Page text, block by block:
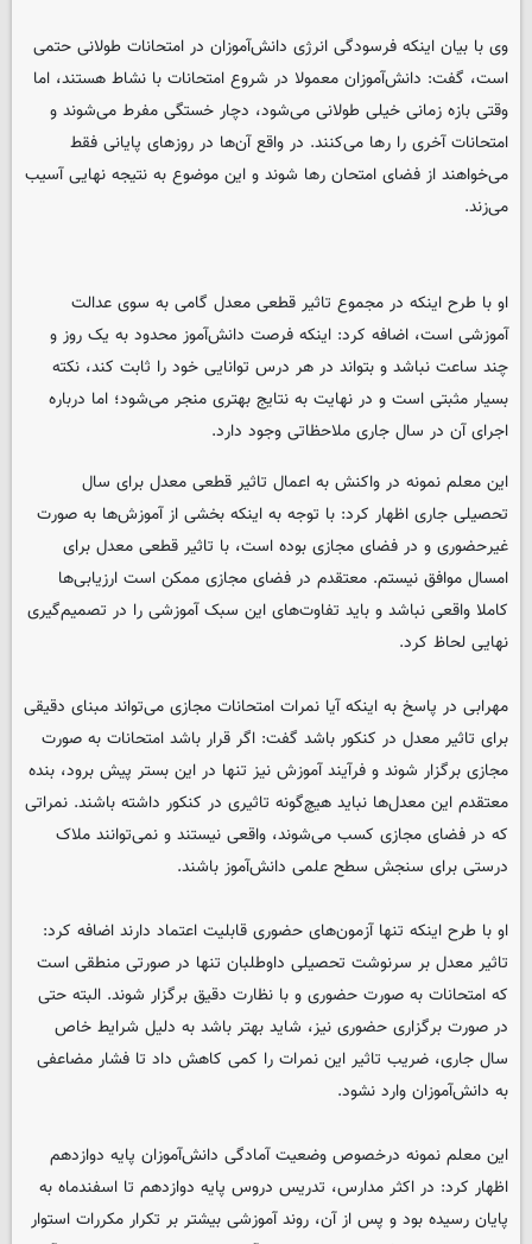
وی با بیان اینکه فرسودگی انرژی دانش‌آموزان در امتحانات طولانی حتمی
است، گفت: دانش‌آموزان معمولا در شروع امتحانات با نشاط هستند، اما
وقتی بازه زمانی خیلی طولانی می‌شود، دچار خستگی مفرط می‌شوند و
امتحانات آخری را رها می‌کنند. در واقع آن‌ها در روزهای پایانی فقط
می‌خواهند از فضای امتحان رها شوند و این موضوع به نتیجه نهایی آسیب
می‌زند.
او با طرح اینکه در مجموع تاثیر قطعی معدل گامی به سوی عدالت
آموزشی است، اضافه کرد: اینکه فرصت دانش‌آموز محدود به یک روز و
چند ساعت نباشد و بتواند در هر درس توانایی خود را ثابت کند، نکته
بسیار مثبتی است و در نهایت به نتایج بهتری منجر می‌شود؛ اما درباره
اجرای آن در سال جاری ملاحظاتی وجود دارد.
این معلم نمونه در واکنش به اعمال تاثیر قطعی معدل برای سال
تحصیلی جاری اظهار کرد: با توجه به اینکه بخشی از آموزش‌ها به صورت
غیرحضوری و در فضای مجازی بوده است، با تاثیر قطعی معدل برای
امسال موافق نیستم. معتقدم در فضای مجازی ممکن است ارزیابی‌ها
کاملا واقعی نباشد و باید تفاوت‌های این سبک آموزشی را در تصمیم‌گیری
نهایی لحاظ کرد.
مهرابی در پاسخ به اینکه آیا نمرات امتحانات مجازی می‌تواند مبنای دقیقی
برای تاثیر معدل در کنکور باشد گفت: اگر قرار باشد امتحانات به صورت
مجازی برگزار شوند و فرآیند آموزش نیز تنها در این بستر پیش برود، بنده
معتقدم این معدل‌ها نباید هیچ‌گونه تاثیری در کنکور داشته باشند. نمراتی
که در فضای مجازی کسب می‌شوند، واقعی نیستند و نمی‌توانند ملاک
درستی برای سنجش سطح علمی دانش‌آموز باشند.
او با طرح اینکه تنها آزمون‌های حضوری قابلیت اعتماد دارند اضافه کرد:
تاثیر معدل بر سرنوشت تحصیلی داوطلبان تنها در صورتی منطقی است
که امتحانات به صورت حضوری و با نظارت دقیق برگزار شوند. البته حتی
در صورت برگزاری حضوری نیز، شاید بهتر باشد به دلیل شرایط خاص
سال جاری، ضریب تاثیر این نمرات را کمی کاهش داد تا فشار مضاعفی
به دانش‌آموزان وارد نشود.
این معلم نمونه درخصوص وضعیت آمادگی دانش‌آموزان پایه دوازدهم
اظهار کرد: در اکثر مدارس، تدریس دروس پایه دوازدهم تا اسفندماه به
پایان رسیده بود و پس از آن، روند آموزشی بیشتر بر تکرار مکررات استوار